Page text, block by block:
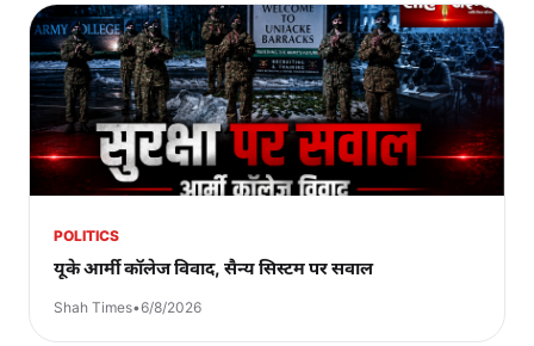
POLITICS
यूके आर्मी कॉलेज विवाद, सैन्य सिस्टम पर सवाल
Shah Times•6/8/2026